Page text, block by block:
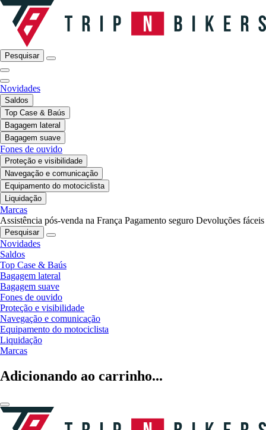
Pesquisar
Novidades
Saldos
Top Case & Baús
Bagagem lateral
Bagagem suave
Fones de ouvido
Proteção e visibilidade
Navegação e comunicação
Equipamento do motociclista
Liquidação
Marcas
Assistência pós-venda na França Pagamento seguro Devoluções fáceis
Pesquisar
Novidades
Saldos
Top Case & Baús
Bagagem lateral
Bagagem suave
Fones de ouvido
Proteção e visibilidade
Navegação e comunicação
Equipamento do motociclista
Liquidação
Marcas
Adicionando ao carrinho...